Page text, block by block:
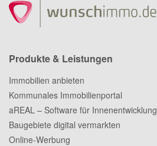
Produkte & Leistungen
Immobilien anbieten
Kommunales Immobilienportal
aREAL – Software für Innenentwicklung
Baugebiete digital vermarkten
Online-Werbung